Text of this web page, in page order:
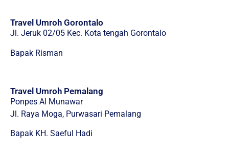
Travel Umroh Gorontalo
Jl. Jeruk 02/05 Kec. Kota tengah Gorontalo
Bapak Risman
Travel Umroh Pemalang
Ponpes Al Munawar
Jl. Raya Moga, Purwasari Pemalang
Bapak KH. Saeful Hadi